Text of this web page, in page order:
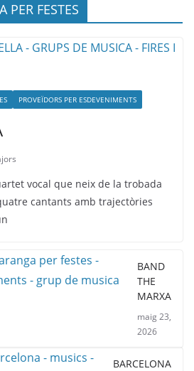
PER FESTES
PROVEÏDORS PER ESDEVENIMENTS
vocal que neix de la trobada
cantants amb trajectòries
BAND
THE
MARXA
maig 23,
2026
BARCELONA